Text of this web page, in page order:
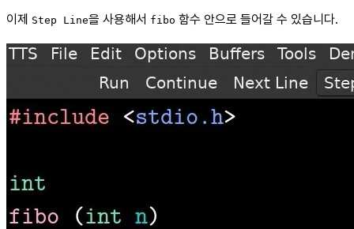
이제 Step Line을 사용해서 fibo 함수 안으로 들어갈 수 있습니다.